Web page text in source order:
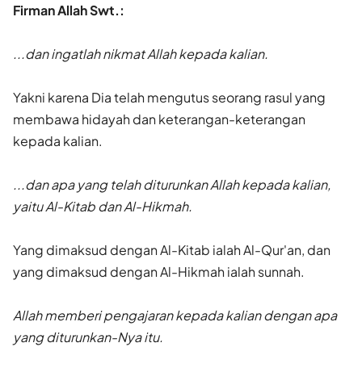
Firman Allah Swt.:
...dan ingatlah nikmat Allah kepada kalian.
Yakni karena Dia telah mengutus seorang rasul yang
membawa hidayah dan keterangan-keterangan
kepada kalian.
...dan apa yang telah diturunkan Allah kepada kalian,
yaitu Al-Kitab dan Al-Hikmah.
Yang dimaksud dengan Al-Kitab ialah Al-Qur'an, dan
yang dimaksud dengan Al-Hikmah ialah sunnah.
Allah memberi pengajaran kepada kalian dengan apa
yang diturunkan-Nya itu.